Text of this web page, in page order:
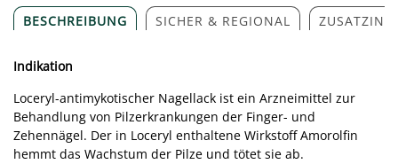
BESCHREIBUNG SICHER & REGIONAL
Indikation
Loceryl-antimykotischer Nagellack ist ein Arzneimittel zur
Behandlung von Pilzerkrankungen der Finger- und
Zehennägel. Der in Loceryl enthaltene Wirkstoff Amorolfin
hemmt das Wachstum der Pilze und tötet sie ab.